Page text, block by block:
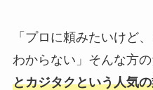
「プロに頼みたいけど
わからない」そんな方の
とカジタクという人気